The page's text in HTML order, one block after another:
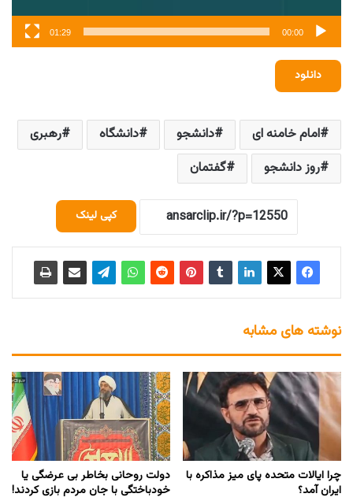
00:00
01:29
دانلود
امام خامنه ای دانشجو دانشگاه
رهبری
روز دانشجو
گفتمان
کپی لینک
نوشته های مشابه
چرا ایالات متحده پای میز مذاکره با
ایران آمد؟
دولت روحانی بخاطر بی عرضگی یا
خودباختگی با جان مردم بازی کردند!